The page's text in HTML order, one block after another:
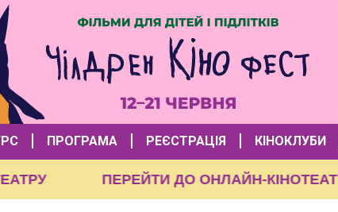
ПРОГРАМА РЕЄСТРАЦІЯ КІНОКЛУБИ
ПЕРЕЙТИ ДО ОНЛАЙН-